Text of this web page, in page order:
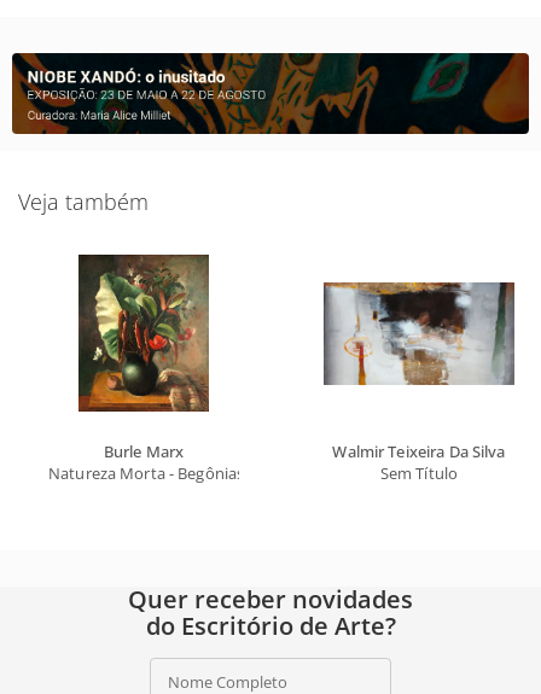
Veja também
Burle Marx
Natureza Morta - Begônias e Alocásia
Walmir Teixeira Da Silva
Sem Título
Quer receber novidades
do Escritório de Arte?
Nome Completo